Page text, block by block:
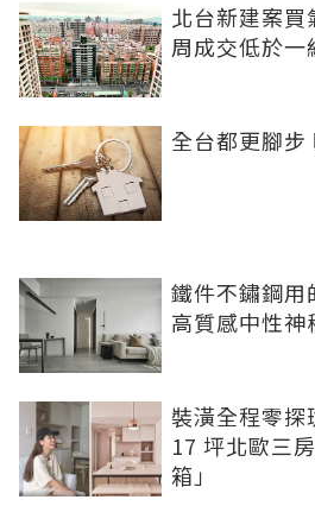
北台新建案買
周成交低於一
全台都更腳步
鐵件不鏽鋼用
高質感中性神
裝潢全程零探
17 坪北歐三
箱」